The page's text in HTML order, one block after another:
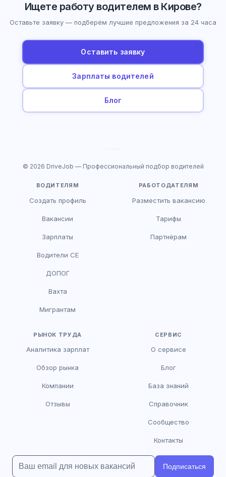
Ищете работу водителем в Кирове?
Оставьте заявку — подберём лучшие предложения за 24 часа
Оставить заявку
Зарплаты водителей
Блог
© 2026 DriveJob — Профессиональный подбор водителей
ВОДИТЕЛЯМ
Создать профиль
Вакансии
Зарплаты
Водители CE
ДОПОГ
Вахта
Мигрантам
РАБОТОДАТЕЛЯМ
Разместить вакансию
Тарифы
Партнёрам
РЫНОК ТРУДА
Аналитика зарплат
Обзор рынка
Компании
Отзывы
СЕРВИС
О сервисе
Блог
База знаний
Справочник
Сообщество
Контакты
Подписаться
HR-консультант
Здравствуйте! Я AI-консультант DriveJob.
помочь?